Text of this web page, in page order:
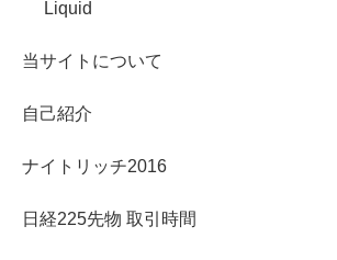
Liquid
当サイトについて
自己紹介
ナイトリッチ2016
日経225先物 取引時間